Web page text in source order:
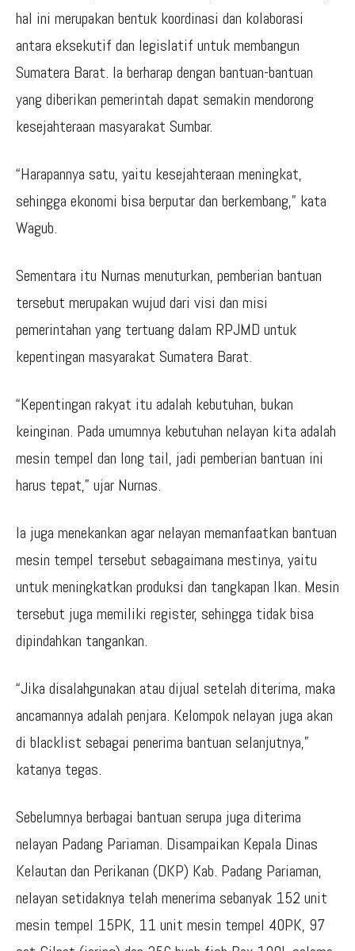
hal ini merupakan bentuk koordinasi dan kolaborasi
antara eksekutif dan legislatif untuk membangun
Sumatera Barat. Ia berharap dengan bantuan-bantuan
yang diberikan pemerintah dapat semakin mendorong
kesejahteraan masyarakat Sumbar.
“Harapannya satu, yaitu kesejahteraan meningkat,
sehingga ekonomi bisa berputar dan berkembang,” kata
Wagub.
Sementara itu Nurnas menuturkan, pemberian bantuan
tersebut merupakan wujud dari visi dan misi
pemerintahan yang tertuang dalam RPJMD untuk
kepentingan masyarakat Sumatera Barat.
“Kepentingan rakyat itu adalah kebutuhan, bukan
keinginan. Pada umumnya kebutuhan nelayan kita adalah
mesin tempel dan long tail, jadi pemberian bantuan ini
harus tepat,” ujar Nurnas.
Ia juga menekankan agar nelayan memanfaatkan bantuan
mesin tempel tersebut sebagaimana mestinya, yaitu
untuk meningkatkan produksi dan tangkapan Ikan. Mesin
tersebut juga memiliki register, sehingga tidak bisa
dipindahkan tangankan.
“Jika disalahgunakan atau dijual setelah diterima, maka
ancamannya adalah penjara. Kelompok nelayan juga akan
di blacklist sebagai penerima bantuan selanjutnya,”
katanya tegas.
Sebelumnya berbagai bantuan serupa juga diterima
nelayan Padang Pariaman. Disampaikan Kepala Dinas
Kelautan dan Perikanan (DKP) Kab. Padang Pariaman,
nelayan setidaknya telah menerima sebanyak 152 unit
mesin tempel 15PK, 11 unit mesin tempel 40PK, 97